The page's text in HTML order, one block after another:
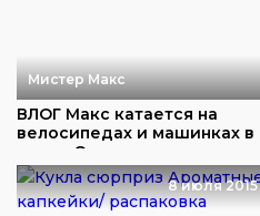
Мистер Макс
ВЛОГ Макс катается на
велосипедах и машинках в
парке Одесса
8 июля 2015